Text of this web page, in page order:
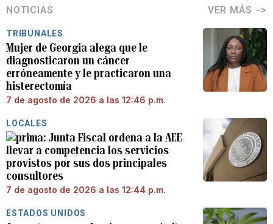
NOTICIAS VER MÁS
TRIBUNALES
Mujer de Georgia alega que le
diagnosticaron un cáncer
erróneamente y le practicaron una
histerectomía
7 de agosto de 2026 a las 12:46 p.m.
LOCALES
Junta Fiscal ordena a la AEE
llevar a competencia los servicios
provistos por sus dos principales
consultores
7 de agosto de 2026 a las 12:44 p.m.
ESTADOS UNIDOS